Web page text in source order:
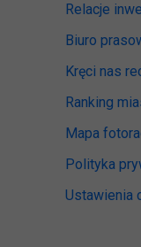
Relacje
Biuro
Kręci nas
Ranking
Mapa
Polityka
Ustawienia